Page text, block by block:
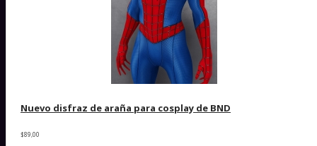
Nuevo disfraz de araña para cosplay de BND
$89,00